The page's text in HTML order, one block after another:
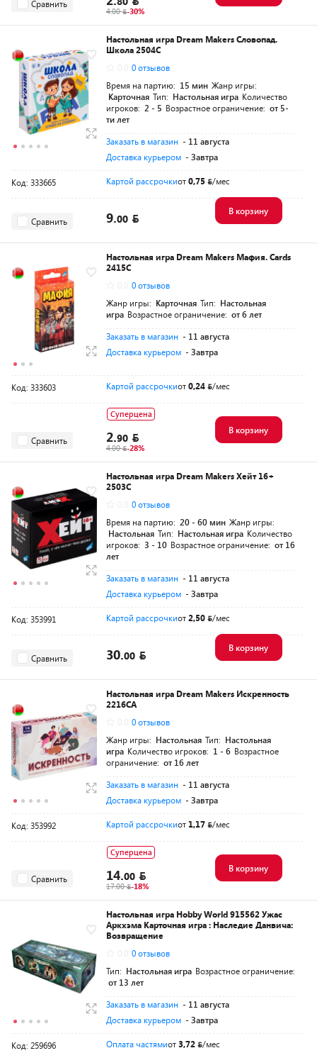
Сравнить
4.00 -30%
Настольная игра Dream Makers Словопад.
Школа 2504C
0 отзывов
Время на партию: 15 мин Жанр игры:
Карточная Тип: Настольная игра Количество
игроков: 2 - 5 Возрастное ограничение: от 5-
ти лет
Заказать в магазин - 11 августа
Доставка курьером - Завтра
Код: 333665 Картой рассрочкиот0,75 /мес
Сравнить 9.00
В корзину
Настольная игра Dream Makers Мафия. Cards
2415C
0 отзывов
Жанр игры: Карточная Тип: Настольная
игра Возрастное ограничение: от 6 лет
Заказать в магазин - 11 августа
Доставка курьером - Завтра
Код: 333603 Картой рассрочкиот0,24 /мес
Сравнить
Суперцена
2.90
4.00 -28%
В корзину
Настольная игра Dream Makers Хейт 16+
2503C
0 отзывов
Время на партию: 20 - 60 мин Жанр игры:
Настольная Тип: Настольная игра Количество
игроков: 3 - 10 Возрастное ограничение: от 16
лет
Заказать в магазин - 11 августа
Доставка курьером - Завтра
Код: 353991 Картой рассрочкиот2,50 /мес
Сравнить 30.00
В корзину
Настольная игра Dream Makers Искренность
2216CA
0 отзывов
Жанр игры: Настольная Тип: Настольная
игра Количество игроков: 1 - 6 Возрастное
ограничение: от 16 лет
Заказать в магазин - 11 августа
Доставка курьером - Завтра
Код: 353992 Картой рассрочкиот 1,17 /мес
Сравнить
Суперцена
14.00
17.00 -18%
В корзину
Настольная игра Hobby World 915562 Ужас
Аркхэма Карточная игра : Наследие Данвича:
Возвращение
0 отзывов
Тип: Настольная игра Возрастное ограничение:
от 13 лет
Заказать в магазин - 11 августа
Доставка курьером - Завтра
Код: 259696 Оплата частямиот3,72
/мес